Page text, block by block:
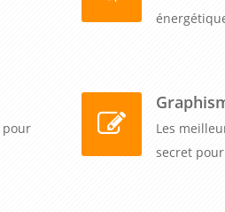
pour
Les
secret